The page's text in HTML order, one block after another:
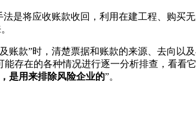
是将应收账款收回，利用在建工程、购买
款”时，清楚票据和账款的来源、去向以
存在的各种情况进行逐一分析排查，看看
是用来排除风险企业的”。